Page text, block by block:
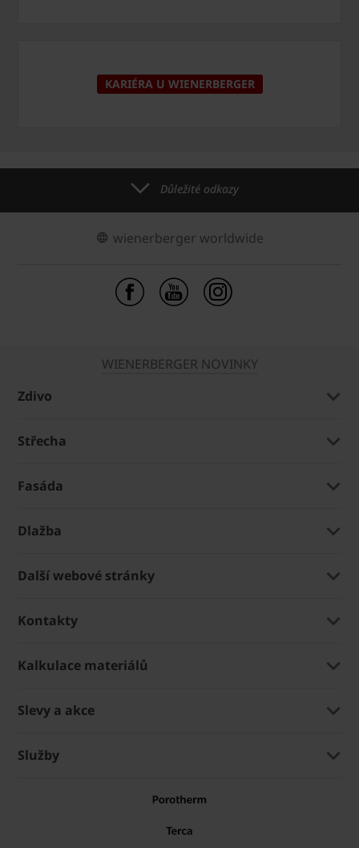
KARIÉRA U WIENERBERGER
Důležité odkazy
wienerberger worldwide
WIENERBERGER NOVINKY
Zdivo
Střecha
Fasáda
Dlažba
Další webové stránky
Kontakty
Kalkulace materiálů
Slevy a akce
Služby